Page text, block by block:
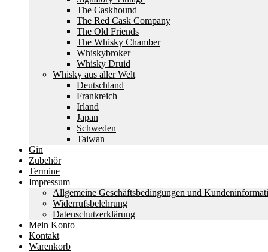
The Caskhound
The Red Cask Company
The Old Friends
The Whisky Chamber
Whiskybroker
Whisky Druid
Whisky aus aller Welt
Deutschland
Frankreich
Irland
Japan
Schweden
Taiwan
Gin
Zubehör
Termine
Impressum
Allgemeine Geschäftsbedingungen und
Widerrufsbelehrung
Datenschutzerklärung
Mein Konto
Kontakt
Warenkorb